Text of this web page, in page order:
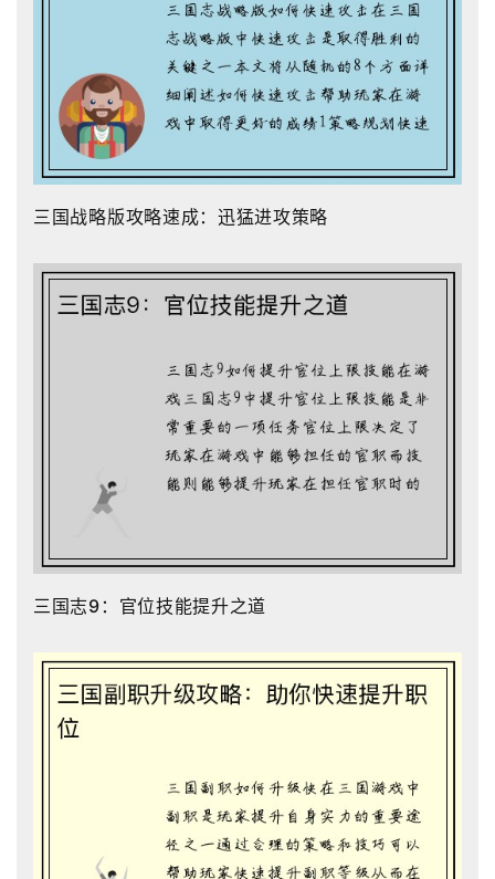
三国战略版攻略速成：迅猛进攻策略
三国志9：官位技能提升之道